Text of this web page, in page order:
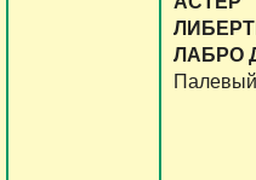
ЛАБРО
Палевый